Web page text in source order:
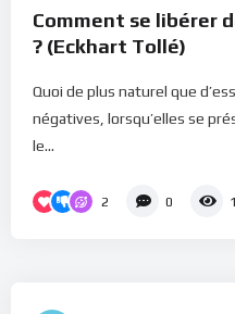
Comment se libérer
? (Eckhart Tollé)
Quoi de plus naturel que
négatives, lorsqu’elles se
le...
2 0